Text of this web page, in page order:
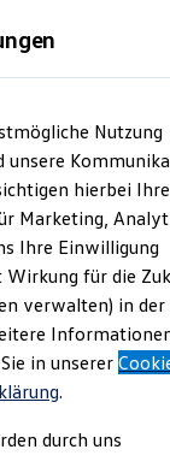
Nutzung
unsere
hierbei Ihre
Marketing,
Ihre Einwilligung
Wirkung für die
verwalten) in der
in unserer
.
durch uns